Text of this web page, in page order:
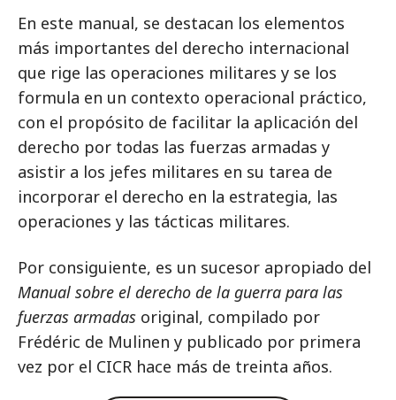
En este manual, se destacan los elementos
más importantes del derecho internacional
que rige las operaciones militares y se los
formula en un contexto operacional práctico,
con el propósito de facilitar la aplicación del
derecho por todas las fuerzas armadas y
asistir a los jefes militares en su tarea de
incorporar el derecho en la estrategia, las
operaciones y las tácticas militares.
Por consiguiente, es un sucesor apropiado del
Manual sobre el derecho de la guerra para las
fuerzas armadas original, compilado por
Frédéric de Mulinen y publicado por primera
vez por el CICR hace más de treinta años.